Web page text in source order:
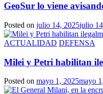
GeoSur lo viene
Posted on julio 14, 2025julio
ACTUALIDAD DEFENSA
Milei y Petri habilitan
Posted on mayo 1, 2025mayo